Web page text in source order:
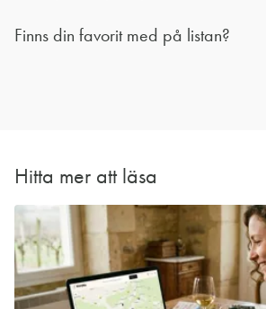
Finns din favorit med på listan?
Hitta mer att läsa